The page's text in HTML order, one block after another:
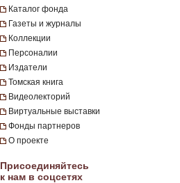
Каталог фонда
Газеты и журналы
Коллекции
Персоналии
Издатели
Томская книга
Видеолекторий
Виртуальные выставки
Фонды партнеров
О проекте
Присоединяйтесь
к нам в соцсетях